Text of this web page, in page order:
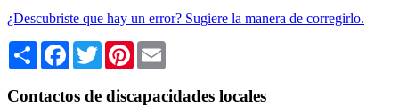
¿Descubriste que hay un error? Sugiere la manera de corregirlo.
Share Facebook
TwitterPinterest
Contactos de discapacidades locales